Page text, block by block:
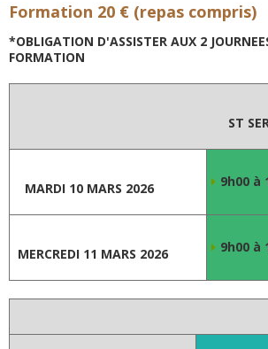
Formation 20 € (repas compris)
*OBLIGATION D'ASSISTER AUX 2
FORMATION
ST
MARDI 10 MARS 2026
9h00 à
MERCREDI 11 MARS 2026
9h00 à